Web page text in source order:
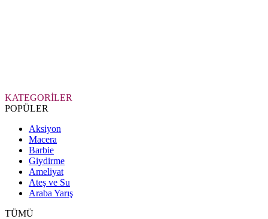
KATEGORİLER
POPÜLER
Aksiyon
Macera
Barbie
Giydirme
Ameliyat
Ateş ve Su
Araba Yarış
TÜMÜ